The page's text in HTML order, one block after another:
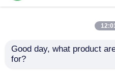
Nachrichten
Nickelreinigung P3
Good day, what product
for?